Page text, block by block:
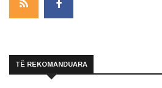
TË REKOMANDUARA